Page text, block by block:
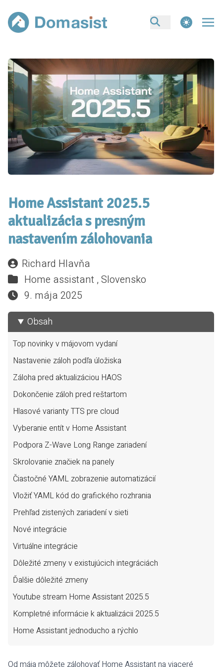
theme switcher
Home Assistant 2025.5
aktualizácia s presným
nastavením zálohovania
Richard Hlavňa
Home assistant , Slovensko
9. mája 2025
Obsah
Top novinky v májovom vydaní
Nastavenie záloh podľa úložiska
Záloha pred aktualizáciou HAOS
Dokončenie záloh pred reštartom
Hlasové varianty TTS pre cloud
Vyberanie entít v Home Assistant
Podpora Z-Wave Long Range zariadení
Skrolovanie značiek na panely
Čiastočné YAML zobrazenie automatizácií
Vložiť YAML kód do grafického rozhrania
Prehľad zistených zariadení v sieti
Nové integrácie
Virtuálne integrácie
Dôležité zmeny v existujúcich integráciách
Ďalšie dôležité zmeny
Youtube stream Home Assistant 2025.5
Kompletné informácie k aktualizácii 2025.5
Home Assistant jednoducho a rýchlo